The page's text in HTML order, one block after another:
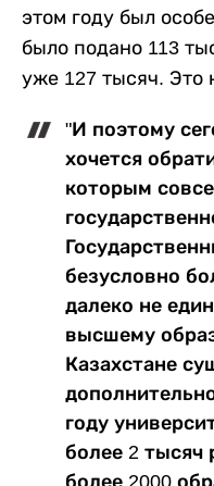
этом году был
было подано 113
уже 127 тысяч. Это
"И поэтому
хочется
которым
безусловно
далеко не
высшему
Казахстане
году
более 2 тысяч